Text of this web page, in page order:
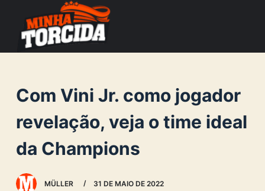
o
o
n
e
Com Vini Jr. como jogador
revelação, veja o time ideal
da Champions
MÜLLER 31 DE MAIO DE 2022